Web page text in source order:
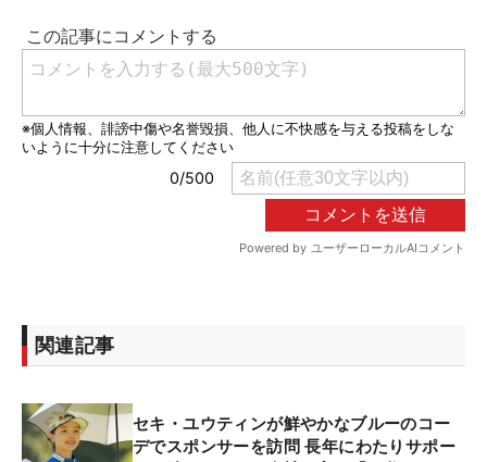
関連記事
セキ・ユウティンが鮮やかなブルーのコー
デでスポンサーを訪問 長年にわたりサポー